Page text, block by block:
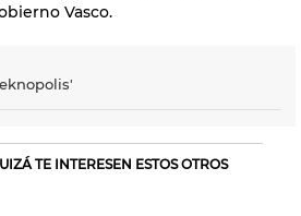
Vasco.
TE INTERESEN ESTOS OTROS